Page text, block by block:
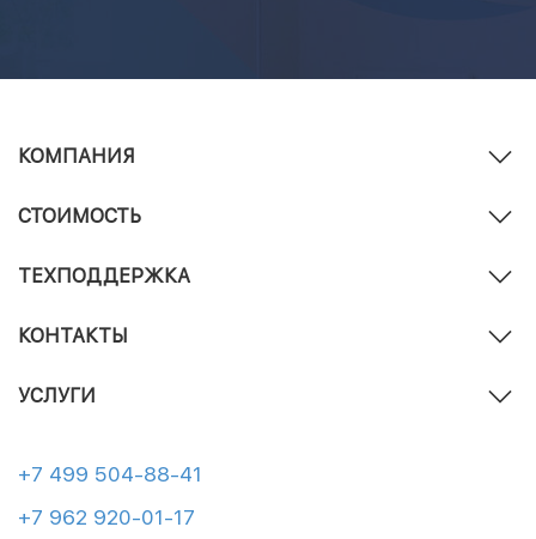
КОМПАНИЯ
СТОИМОСТЬ
ТЕХПОДДЕРЖКА
КОНТАКТЫ
УСЛУГИ
+7 499 504-88-41
+7 962 920-01-17